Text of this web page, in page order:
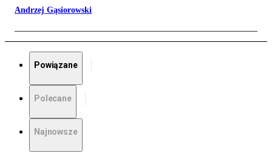
Andrzej Gąsiorowski
Powiązane
Polecane
Najnowsze